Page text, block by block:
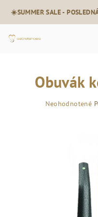
obsah
☀️SUMMER SALE -
Obuvák
Priemerné
hviezdičiek.
Neohodnotené